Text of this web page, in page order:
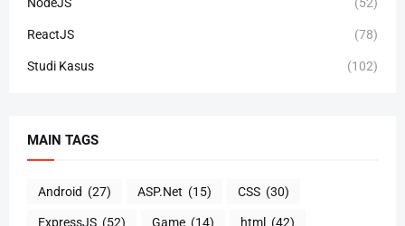
NodeJS (52)
ReactJS (78)
Studi Kasus (102)
MAIN TAGS
Android (27) ASP.Net (15) CSS (30)
ExpressJS (52) Game (14) html (42)